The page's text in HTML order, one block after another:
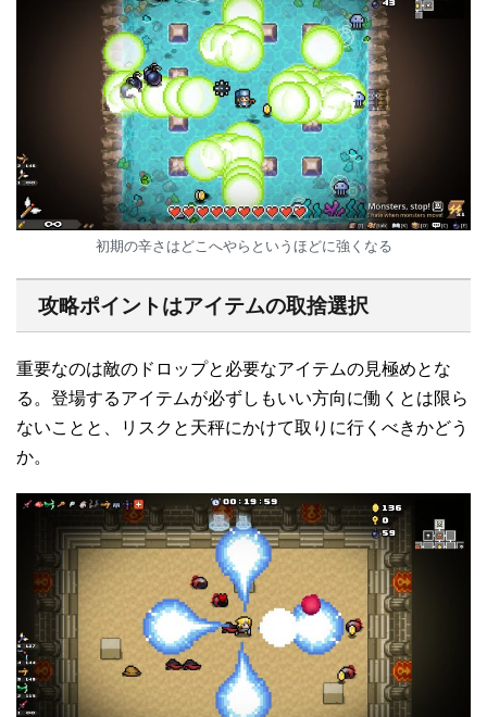
初期の辛さはどこへやらというほどに強くなる
攻略ポイントはアイテムの取捨選択
重要なのは敵のドロップと必要なアイテムの見極めとな
る。登場するアイテムが必ずしもいい方向に働くとは限ら
ないことと、リスクと天秤にかけて取りに行くべきかどう
か。